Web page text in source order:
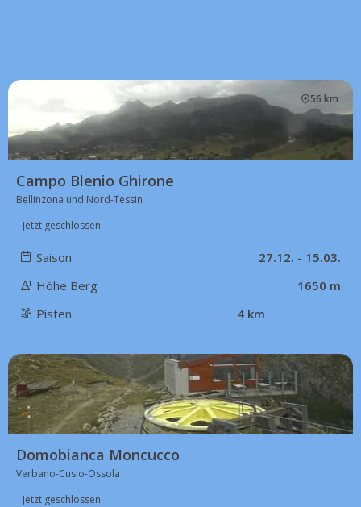
56 km
Campo Blenio Ghirone
Bellinzona und Nord-Tessin
Jetzt geschlossen
Saison
27.12. - 15.03.
Höhe Berg
1650 m
Pisten
4 km
56 km
Domobianca Moncucco
Verbano-Cusio-Ossola
Jetzt geschlossen